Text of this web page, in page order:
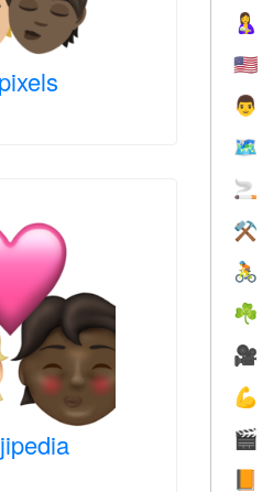
🤱
🇺🇸
👨
🗺️
🚬
⚒️
🚴
☘️
🎥
💪
🎬